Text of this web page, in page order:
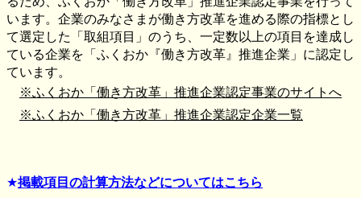
います。 企業のみなさまが働き方改革を進める際の指標とし
て選定した「取組項目」のうち、一定数以上の項目を達成し
ている企業を「ふくおか『働き方改革』推進企業」に認定し
ています。
※ふくおか「働き方改革」推進企業認定事業のサイトへ
※ふくおか「働き方改革」推進企業認定企業一覧
★掲載項目の計算方法などについてはこちら